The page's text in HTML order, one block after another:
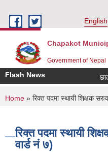
English
Chapakot
Government of Nepal
Flash News
You are here
Home » रिक्त पदमा स्थायी शिक्षक
रिक्त पदमा स्थायी
वार्ड नं ७)